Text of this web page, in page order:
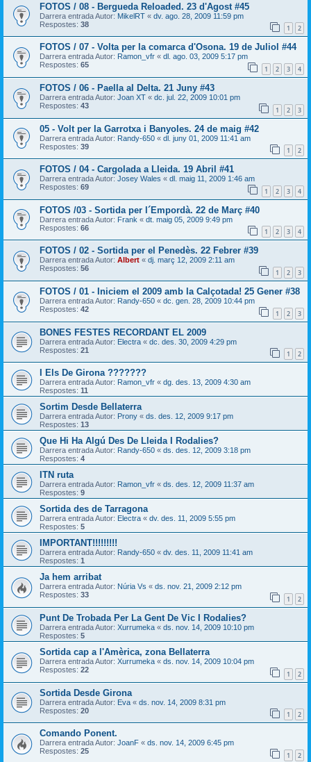
FOTOS / 08 - Bergueda Reloaded. 23 d'Agost #45
Darrera entrada Autor: MikelRT « dv. ago. 28, 2009 11:59 pm
Respostes: 38 1 2
FOTOS / 07 - Volta per la comarca d'Osona. 19 de Juliol #44
Darrera entrada Autor: Ramon_vfr « dl. ago. 03, 2009 5:17 pm
Respostes: 65 1 2 3 4
FOTOS / 06 - Paella al Delta. 21 Juny #43
Darrera entrada Autor: Joan XT « dc. jul. 22, 2009 10:01 pm
Respostes: 43 1 2 3
05 - Volt per la Garrotxa i Banyoles. 24 de maig #42
Darrera entrada Autor: Randy-650 « dl. juny 01, 2009 11:41 am
Respostes: 39 1 2
FOTOS / 04 - Cargolada a Lleida. 19 Abril #41
Darrera entrada Autor: Josey Wales « dl. maig 11, 2009 1:46 am
Respostes: 69 1 2 3 4
FOTOS /03 - Sortida per l´Empordà. 22 de Març #40
Darrera entrada Autor: Frank « dt. maig 05, 2009 9:49 pm
Respostes: 66 1 2 3 4
FOTOS / 02 - Sortida per el Penedès. 22 Febrer #39
Darrera entrada Autor: Albert « dj. març 12, 2009 2:11 am
Respostes: 56 1 2 3
FOTOS / 01 - Iniciem el 2009 amb la Calçotada! 25 Gener #38
Darrera entrada Autor: Randy-650 « dc. gen. 28, 2009 10:44 pm
Respostes: 42 1 2 3
BONES FESTES RECORDANT EL 2009
Darrera entrada Autor: Electra « dc. des. 30, 2009 4:29 pm
Respostes: 21 1 2
I Els De Girona ???????
Darrera entrada Autor: Ramon_vfr « dg. des. 13, 2009 4:30 am
Respostes: 11
Sortim Desde Bellaterra
Darrera entrada Autor: Prony « ds. des. 12, 2009 9:17 pm
Respostes: 13
Que Hi Ha Algú Des De Lleida I Rodalies?
Darrera entrada Autor: Randy-650 « ds. des. 12, 2009 3:18 pm
Respostes: 4
ITN ruta
Darrera entrada Autor: Ramon_vfr « ds. des. 12, 2009 11:37 am
Respostes: 9
Sortida des de Tarragona
Darrera entrada Autor: Electra « dv. des. 11, 2009 5:55 pm
Respostes: 5
IMPORTANT!!!!!!!!!
Darrera entrada Autor: Randy-650 « dv. des. 11, 2009 11:41 am
Respostes: 1
Ja hem arribat
Darrera entrada Autor: Núria Vs « ds. nov. 21, 2009 2:12 pm
Respostes: 33 1 2
Punt De Trobada Per La Gent De Vic I Rodalies?
Darrera entrada Autor: Xurrumeka « ds. nov. 14, 2009 10:10 pm
Respostes: 5
Sortida cap a l'Amèrica, zona Bellaterra
Darrera entrada Autor: Xurrumeka « ds. nov. 14, 2009 10:04 pm
Respostes: 22 1 2
Sortida Desde Girona
Darrera entrada Autor: Eva « ds. nov. 14, 2009 8:31 pm
Respostes: 20 1 2
Comando Ponent.
Darrera entrada Autor: JoanF « ds. nov. 14, 2009 6:45 pm
Respostes: 25 1 2